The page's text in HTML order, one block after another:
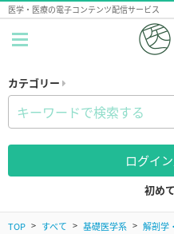
医学・医療の電子コンテンツ配信サービス
カテゴリー
ログイ
初め
TOP すべて 基礎医学系 解剖学